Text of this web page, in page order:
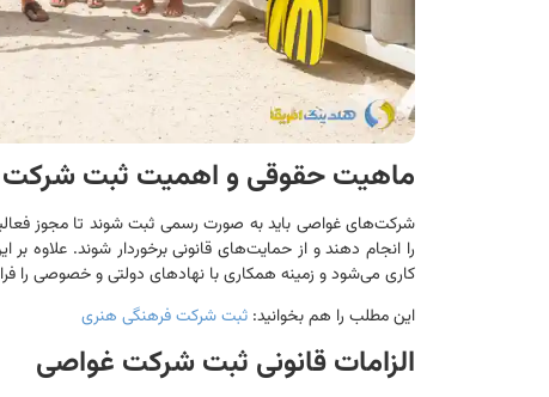
ماهیت حقوقی و اهمیت ثبت
شرکت‌های غواصی باید به صورت رسمی ثبت شوند تا مجوز فعالیت
را انجام دهند و از حمایت‌های قانونی برخوردار شوند. علاوه
کاری می‌شود و زمینه همکاری با نهادهای دولتی و خصوصی را
این مطلب را هم بخوانید: ثبت شرکت فرهنگی هنری
الزامات قانونی ثبت شرکت غواصی